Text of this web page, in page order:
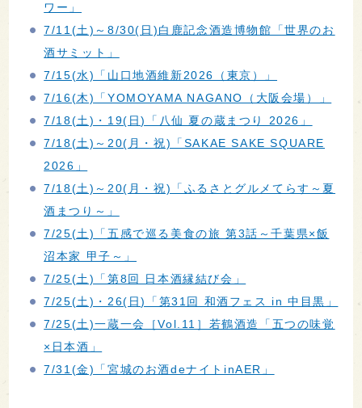
ワー」
7/11(土)～8/30(日)白鹿記念酒造博物館「世界のお
酒サミット」
7/15(水)「山口地酒維新2026（東京）」
7/16(木)「YOMOYAMA NAGANO（大阪会場）」
7/18(土)・19(日)「八仙 夏の蔵まつり 2026」
7/18(土)～20(月・祝)「SAKAE SAKE SQUARE
2026」
7/18(土)～20(月・祝)「ふるさとグルメてらす～夏
酒まつり～」
7/25(土)「五感で巡る美食の旅 第3話～千葉県×飯
沼本家 甲子～」
7/25(土)「第8回 日本酒縁結び会」
7/25(土)・26(日)「第31回 和酒フェス in 中目黒」
7/25(土)一蔵一会［Vol.11］若鶴酒造「五つの味覚
×日本酒」
7/31(金)「宮城のお酒deナイトinAER」